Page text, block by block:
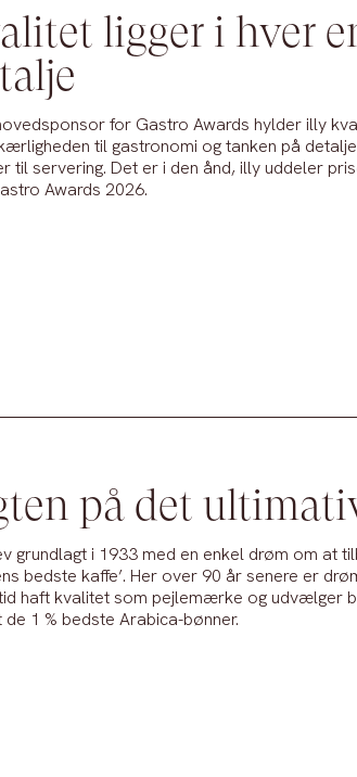
ligger i hver
for Gastro Awards hylder illy
til gastronomi og tanken på
til servering. Det er i den ånd, illy uddeler
Awards 2026.
på det
grundlagt i 1933 med en enkel drøm om at
bedste kaffe’. Her over 90 år senere er
haft kvalitet som pejlemærke og udvælger
de 1 % bedste Arabica-bønner.